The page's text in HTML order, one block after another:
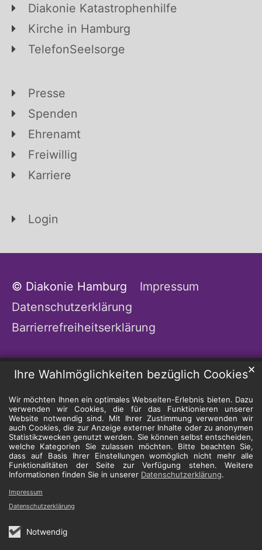
Ihre Wahlmöglichkeiten bezüglich Cookies
Wir möchten Ihnen ein optimales Webseiten-Erlebnis bieten. Dazu
verwenden wir Cookies, die für das Funktionieren unserer
Website notwendig sind. Mit Ihrer Zustimmung verwenden wir
auch Cookies, die zur Anzeige externer Inhalte oder zu anonymen
Statistikzwecken genutzt werden. Sie können selbst entscheiden,
welche Kategorien Sie zulassen möchten. Bitte beachten Sie,
dass auf Basis Ihrer Einstellungen womöglich nicht mehr alle
Funktionalitäten der Seite zur Verfügung stehen. Weitere
Informationen finden Sie in unserer Datenschutzerklärung.
Notwendig
✕
Impressum
Datenschutzerklärung
Diakonie Katastrophenhilfe
Kirche in Hamburg
TelefonSeelsorge
Presse
Spenden
Ehrenamt
Freiwillig
Karriere
Login
© Diakonie Hamburg
Impressum
Datenschutzerklärung
Barrierrefreiheitserklärung